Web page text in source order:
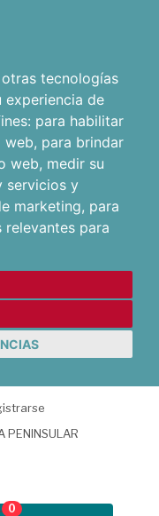
tecnologías
experiencia de
para habilitar
web, para brindar
web, medir su
servicios y
marketing, para
relevantes para
PENINSULAR
0